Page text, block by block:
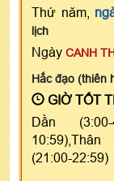
Thứ năm,
lịch
Ngày CANH
Hắc đạo (thiên
GIỜ TỐT
Dần (3:00-
10:59),Thân
(21:00-22:59)